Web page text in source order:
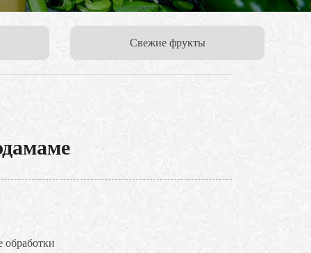
Cвежие фрукты
обработки